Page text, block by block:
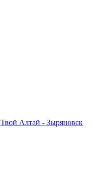
Твой Алтай - Зыряновск